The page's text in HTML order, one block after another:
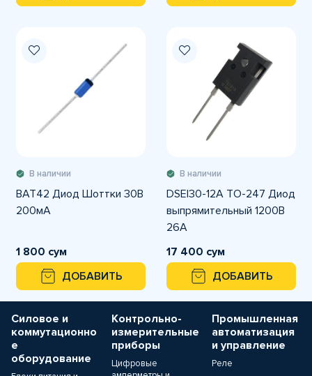
В наличии
BAT42 Диод Шоттки 30В
200мА
1 800 сум
ДОБАВИТЬ
В наличии
DSEI30-12A TO-247 Диод
выпрямительный 1200В
26А
17 400 сум
ДОБАВИТЬ
Силовое и
коммутационно
е
оборудование
Контрольно-
измерительные
приборы
Цифровые
Промышленная
автоматизация
и управление
Реле